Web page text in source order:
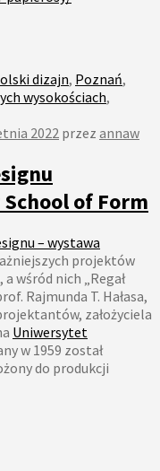
dizajn, Poznań,
wysokościach,
2022 przez annaw
of Form
– wystawa
projektów
wśród nich „Regał
Rajmunda T. Hałasa,
założyciela
Uniwersytet
w 1959 został
do produkcji